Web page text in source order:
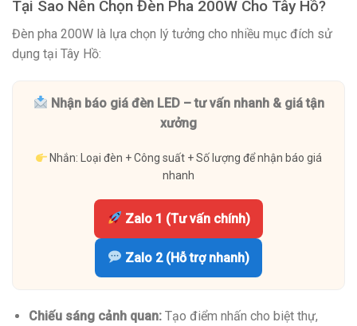
Tại Sao Nên Chọn Đèn Pha 200W Cho Tây Hồ?
Đèn pha 200W là lựa chọn lý tưởng cho nhiều mục đích sử
dụng tại Tây Hồ:
Nhận báo giá đèn LED – tư vấn nhanh & giá tận
xưởng
Nhắn: Loại đèn + Công suất + Số lượng để nhận báo giá
nhanh
Zalo 1 (Tư vấn chính)
Zalo 2 (Hỗ trợ nhanh)
Chiếu sáng cảnh quan:Tạo điểm nhấn cho biệt thự,